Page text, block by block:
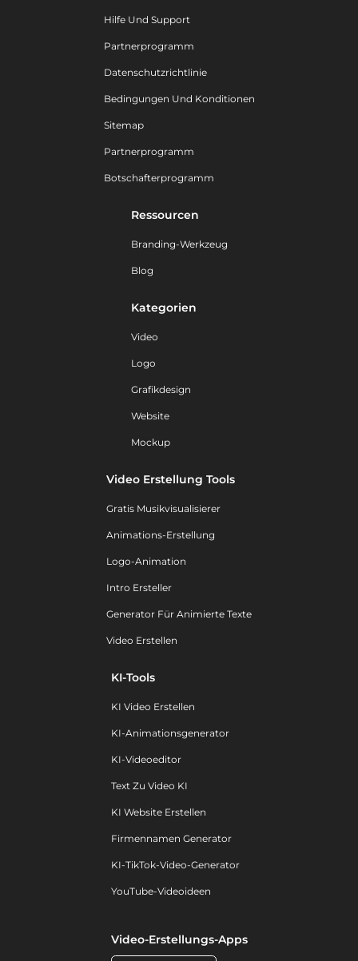
Hilfe Und Support
Partnerprogramm
Datenschutzrichtlinie
Bedingungen Und Konditionen
Sitemap
Partnerprogramm
Botschafterprogramm
Ressourcen
Branding-Werkzeug
Blog
Kategorien
Video
Logo
Grafikdesign
Website
Mockup
Video Erstellung Tools
Gratis Musikvisualisierer
Animations-Erstellung
Logo-Animation
Intro Ersteller
Generator Für Animierte Texte
Video Erstellen
KI-Tools
KI Video Erstellen
KI-Animationsgenerator
KI-Videoeditor
Text Zu Video KI
KI Website Erstellen
Firmennamen Generator
KI-TikTok-Video-Generator
YouTube-Videoideen
Video-Erstellungs-Apps